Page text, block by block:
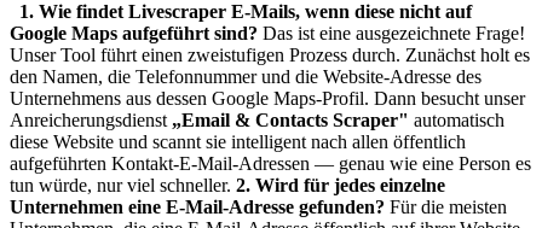
1. Wie findet Livescraper E-Mails, wenn diese nicht auf
Google Maps aufgeführt sind? Das ist eine ausgezeichnete Frage!
Unser Tool führt einen zweistufigen Prozess durch. Zunächst holt es
den Namen, die Telefonnummer und die Website-Adresse des
Unternehmens aus dessen Google Maps-Profil. Dann besucht unser
Anreicherungsdienst „Email & Contacts Scraper" automatisch
diese Website und scannt sie intelligent nach allen öffentlich
aufgeführten Kontakt-E-Mail-Adressen — genau wie eine Person es
tun würde, nur viel schneller. 2. Wird für jedes einzelne
Unternehmen eine E-Mail-Adresse gefunden? Für die meisten